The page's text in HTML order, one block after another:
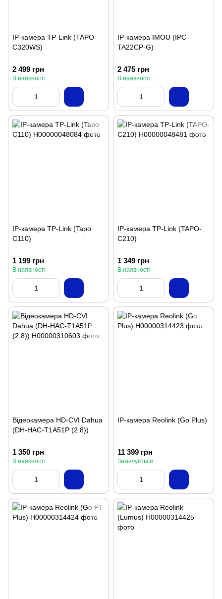
IP-камера TP-Link (TAPO-
C320WS)
2 499 грн
В наявності
IP-камера IMOU (IPC-
TA22CP-G)
2 475 грн
В наявності
IP-камера TP-Link (Tapo
C110)
1 199 грн
В наявності
IP-камера TP-Link (TAPO-
C210)
1 349 грн
В наявності
Відеокамера HD-CVI Dahua
(DH-HAC-T1A51P (2.8))
1 350 грн
В наявності
IP-камера Reolink (Go Plus)
11 399 грн
Закінчується